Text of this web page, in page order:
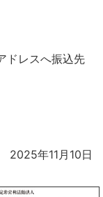
ドレスへ振込先
2025年11月10日